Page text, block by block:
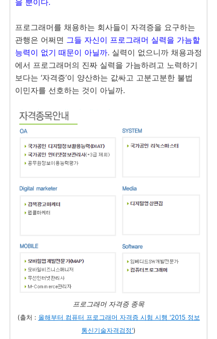
프로그래머를 채용하는 회사들이 자격증을 요구하는
관행은 어쩌면 그들 자신이 프로그래머 실력을 가늠할
능력이 없기 때문이 아닐까. 실력이 없으니까 채용과정
에서 프로그래머의 진짜 실력을 가늠하려고 노력하기
보다는 ‘자격증’이 양산하는 값싸고 고분고분한 불법
이민자를 선호하는 것이 아닐까.
프로그래머 자격증 종목
(출처 : 올해부터 컴퓨터 프로그래머 자격증 시험 시행 '2015 정보
통신기술자격검정')